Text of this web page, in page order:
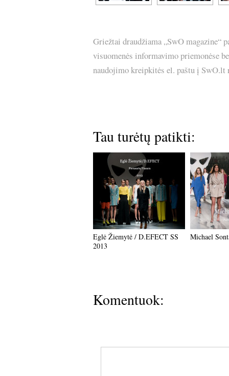
Griežtai draudžiama „SwO magazine“
visuomenės informavimo priemonėse
naudojimo kreipkitės el. paštu į
Tau turėtų patikti:
Eglė Žiemytė / D.EFECT SS
2013
Michael
Komentuok: